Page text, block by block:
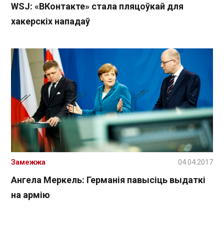
WSJ: «ВКонтакте» стала пляцоўкай для
хакерскіх нападаў
Ангела Меркель: Германія павысіць выдаткі
на армію
Замежжа 04.04.2017